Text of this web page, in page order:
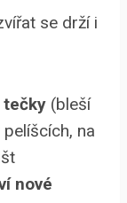
se drží i
tečky (bleší
na
nové